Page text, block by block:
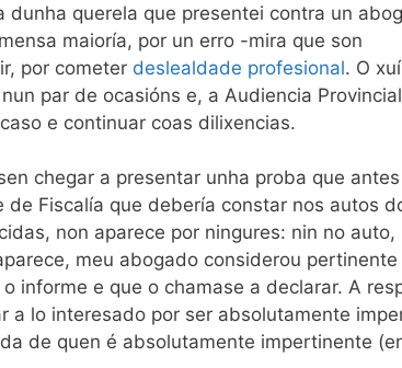
dunha querela que presentei contra un
maioría, por un erro -mira que son
por cometer deslealdade profesional. O
par de ocasións e, a Audiencia
e continuar coas dilixencias.
chegar a presentar unha proba que
de Fiscalía que debería constar nos autos
non aparece por ningures: nin no auto,
meu abogado considerou pertinente
informe e que o chamase a declarar. A
a lo interesado por ser absolutamente
de quen é absolutamente impertinente